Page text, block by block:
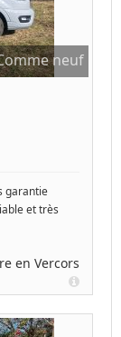
neuf
garantie
et très
en Vercors